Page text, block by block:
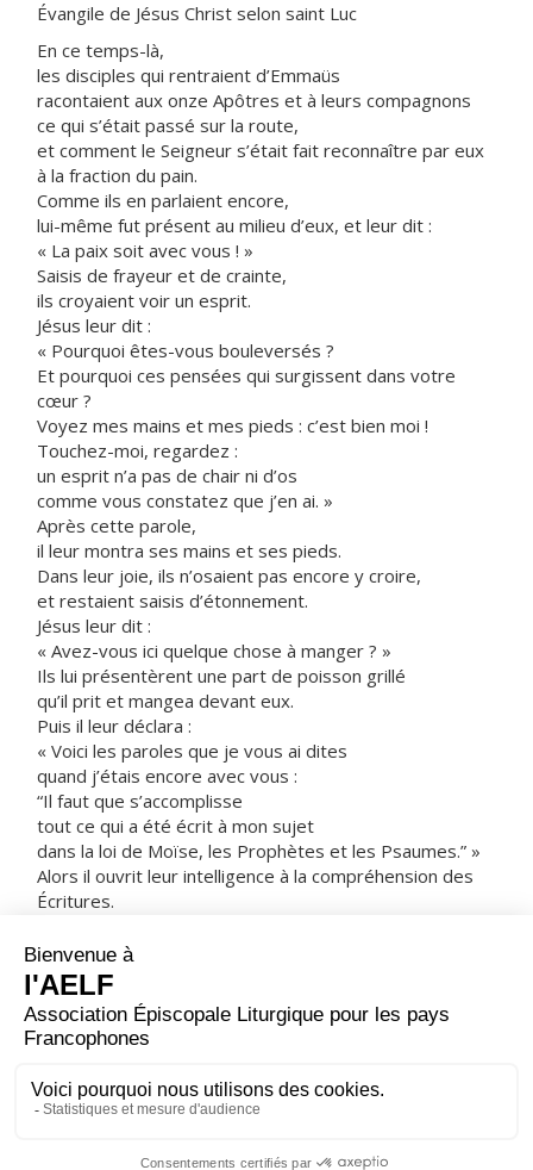
Évangile de Jésus Christ selon saint Luc
En ce temps-là,
les disciples qui rentraient d’Emmaüs
racontaient aux onze Apôtres et à leurs compagnons
ce qui s’était passé sur la route,
et comment le Seigneur s’était fait reconnaître par eux
à la fraction du pain.
Comme ils en parlaient encore,
lui-même fut présent au milieu d’eux, et leur dit :
« La paix soit avec vous ! »
Saisis de frayeur et de crainte,
ils croyaient voir un esprit.
Jésus leur dit :
« Pourquoi êtes-vous bouleversés ?
Et pourquoi ces pensées qui surgissent dans votre
cœur ?
Voyez mes mains et mes pieds : c’est bien moi !
Touchez-moi, regardez :
un esprit n’a pas de chair ni d’os
comme vous constatez que j’en ai. »
Après cette parole,
il leur montra ses mains et ses pieds.
Dans leur joie, ils n’osaient pas encore y croire,
et restaient saisis d’étonnement.
Jésus leur dit :
« Avez-vous ici quelque chose à manger ? »
Ils lui présentèrent une part de poisson grillé
qu’il prit et mangea devant eux.
Puis il leur déclara :
« Voici les paroles que je vous ai dites
quand j’étais encore avec vous :
“Il faut que s’accomplisse
tout ce qui a été écrit à mon sujet
dans la loi de Moïse, les Prophètes et les Psaumes.” »
Alors il ouvrit leur intelligence à la compréhension des
Écritures.
« Ainsi est-il écrit que le Christ souffrirait,
qu’il ressusciterait d’entre les morts le troisième jour,
et que la conversion serait proclamée en son nom,
pour le pardon des péchés, à toutes les nations,
en commençant par Jérusalem.
À vous d’en être les témoins. »
– Acclamons la Parole de Dieu.